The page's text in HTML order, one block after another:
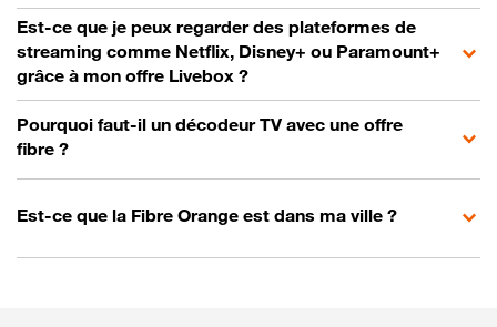
Est-ce que je peux regarder des plateformes de
streaming comme Netflix, Disney+ ou Paramount+
grâce à mon offre Livebox ?
Pourquoi faut-il un décodeur TV avec une offre
fibre ?
Est-ce que la Fibre Orange est dans ma ville ?